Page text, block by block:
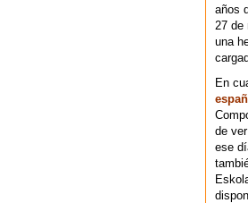
años
27 de
una
En
de
ese